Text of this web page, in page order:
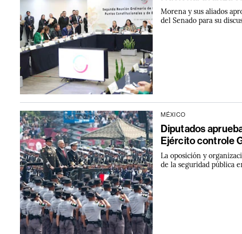
Morena y sus aliados
del Senado para su
MÉXICO
Diputados
Ejército controle
La oposición y
de la seguridad pública